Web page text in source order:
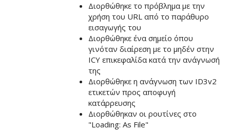
Διορθώθηκε το πρόβλημα με την
χρήση του URL από το παράθυρο
εισαγωγής του
Διορθώθηκε ένα σημείο όπου
γινόταν διαίρεση με το μηδέν στην
ICY επικεφαλίδα κατά την ανάγνωσή
της
Διορθώθηκε η ανάγνωση των ID3v2
ετικετών προς αποφυγή
κατάρρευσης
Διορθώθηκαν οι ρουτίνες στο
"Loading: As File"